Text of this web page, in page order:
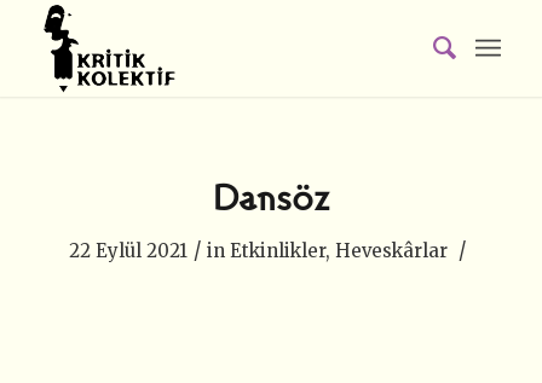
Dansöz
22 Eylül 2021 / inEtkinlikler,Heveskârlar /